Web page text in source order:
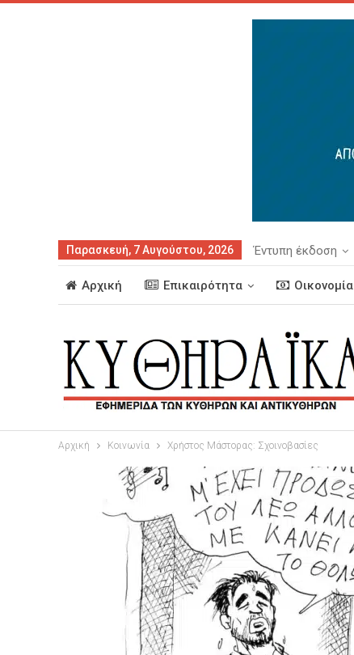
Παρασκευή, 7 Αυγούστου, 2026 Έντυπη έκδοση
Αρχική Επικαιρότητα Οικονομία
Αρχική Κοινωνία Χρήστος Μάστορας: Σχοινοβασίες